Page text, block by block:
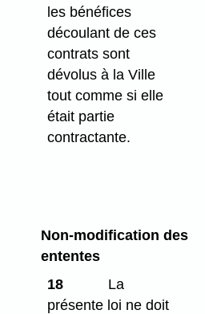
les bénéfices
découlant de ces
contrats sont
dévolus à la Ville
tout comme si elle
était partie
contractante.
Non-modification des
ententes
18
La
présente loi ne doit